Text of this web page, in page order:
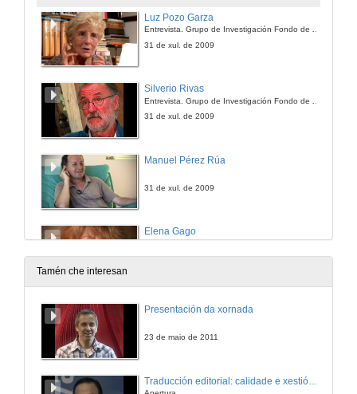
Luz Pozo Garza
Entrevista. Grupo de Investigación Fondo de Arte e Cultura Contemporánea.
31 de xul. de 2009
Silverio Rivas
31 de xul. de 2009
Manuel Pérez Rúa
31 de xul. de 2009
Elena Gago
31 de xul. de 2009
Xosé Manuel Beiras
Pepe Cáccamo
Tamén che interesan
Presentación da xornada
23 de maio de 2011